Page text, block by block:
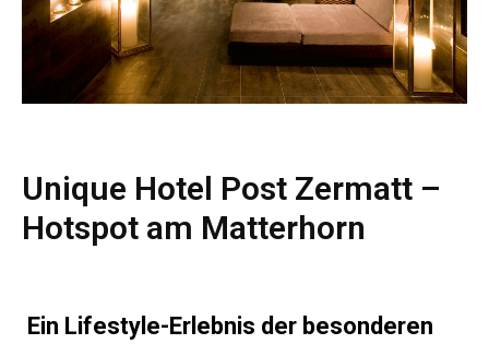
Unique Hotel Post Zermatt –
Hotspot am Matterhorn
Ein Lifestyle-Erlebnis der besonderen